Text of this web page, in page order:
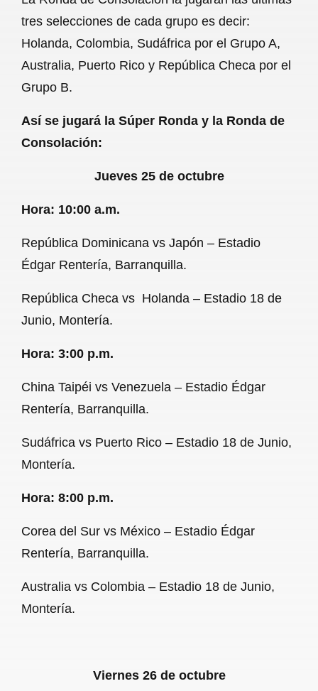
tres selecciones de cada grupo es decir:
Holanda, Colombia, Sudáfrica por el Grupo A,
Australia, Puerto Rico y República Checa por el
Grupo B.
Así se jugará la Súper Ronda y la Ronda de
Consolación:
Jueves 25 de octubre
Hora: 10:00 a.m.
República Dominicana vs Japón – Estadio
Édgar Rentería, Barranquilla.
República Checa vs Holanda – Estadio 18 de
Junio, Montería.
Hora: 3:00 p.m.
China Taipéi vs Venezuela – Estadio Édgar
Rentería, Barranquilla.
Sudáfrica vs Puerto Rico – Estadio 18 de Junio,
Montería.
Hora: 8:00 p.m.
Corea del Sur vs México – Estadio Édgar
Rentería, Barranquilla.
Australia vs Colombia – Estadio 18 de Junio,
Montería.
Viernes 26 de octubre